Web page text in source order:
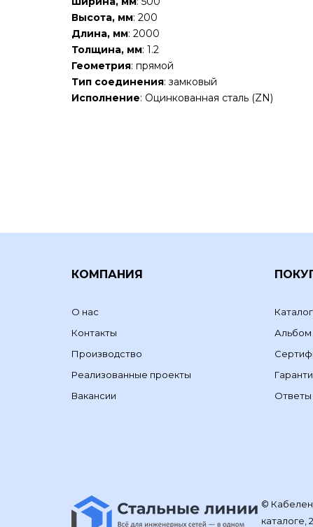
Высота, мм: 200
Длина, мм: 2000
Толщина, мм: 1.2
Геометрия: прямой
Тип соединения: замковый
Исполнение: Оцинкованная сталь (ZN)
КОМПАНИЯ
О нас
Контакты
Производство
Реализованные проекты
Вакансии
Каталог
Альбом
Ответы
©
каталоге,